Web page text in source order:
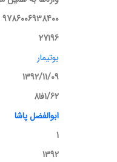
9786006938400
27196
بوتیمار
1392/11/09
1/62فا8
ابوالفضل پاشا
1
1392